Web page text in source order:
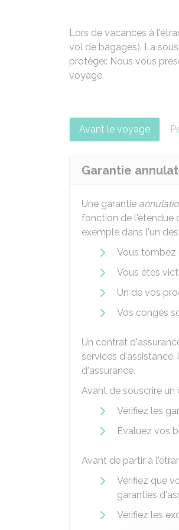
Lors de vacances à
vol de bagages). La
protéger. Nous vous
voyage.
Avant le voyage
Garantie
Une garantie
fonction de l'étendue
exemple dans l'un
Vous tombez
Vous êtes
Un de vos
Vos congés
Un contrat
services
d'assurance.
Avant de souscrire
Vérifiez les
Évaluez vos
Avant de partir à
Vérifiez que
garanties
Vérifiez les